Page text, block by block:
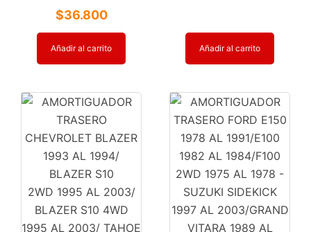
$36.800
Añadir al carrito Añadir al carrito